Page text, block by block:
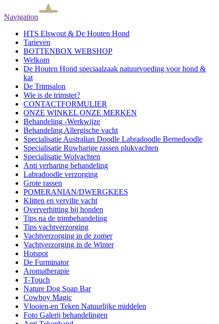
Navigation
HTS Elswout & De Houten Hond
Tarieven
BOTTENBOX WEBSHOP
Welkom
De Houten Hond speciaalzaak natuurvoeding voor hond &
kat
De Trimsalon
Wie is de trimster?
CONTACTFORMULIER
ONZE WINKEL ONZE MERKEN
Behandeling -Werkwijze
Behandeling Allergische vacht
Specialisatie Australian Doodle Labradoodle Bernedoodle
Specialisatie Ruwharige rassen plukvachten
Specialisatie Wolvachten
Anti verharing behandeling
Labradoodle verzorging
Grote rassen
POMERANIAN/DWERGKEES
Klitten en vervilte vacht
Oververhitting bij honden
Tips na de trimbehandeling
Tips vachtverzorging
Vachtverzorging in de zomer
Vachtverzorging in de Winter
Hotspot
De Furminator
Aromatherapie
T-Touch
Nature Dog Soap Bar
Cowboy Magic
Vlooien-en Teken Natuurlijke middelen
Foto Galerij behandelingen